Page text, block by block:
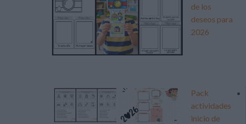
de los
deseos para
2026
Pack
actividades
inicio de